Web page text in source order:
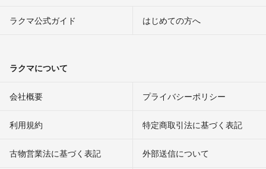
ラクマ公式ガイド はじめての方へ
ラクマについて
会社概要 プライバシーポリシー
利用規約 特定商取引法に基づく表記
古物営業法に基づく表記 外部送信について